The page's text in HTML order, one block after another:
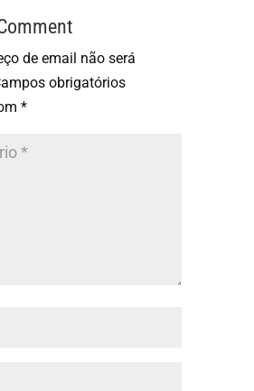
de email não será
obrigatórios
*